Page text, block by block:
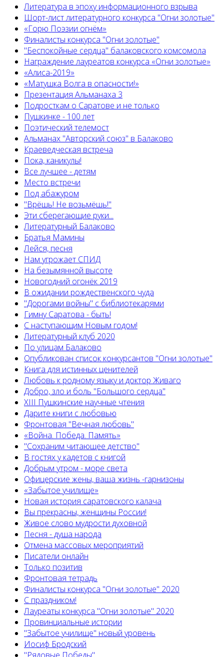
Литература в эпоху информационного взрыва
Шорт-лист литературного конкурса "Огни золотые"
«Горю Поэзии огнём»
Финалисты конкурса "Огни золотые"
"Беспокойные сердца" балаковского комсомола
Награждение лауреатов конкурса «Огни золотые»
«Алиса-2019»
«Матушка Волга в опасности!»
Презентация Альманаха 3
Подросткам о Саратове и не только
Пушкинке - 100 лет
Поэтический телемост
Альманах "Авторский союз" в Балаково
Краеведческая встреча
Пока, каникулы!
Все лучшее - детям
Место встречи
Под абажуром
"Врёшь! Не возьмёшь!"
Эти сберегающие руки...
Литературный Балаково
Братья Мамины
Лейся, песня
Нам угрожает СПИД
На безымянной высоте
Новогодний огонёк 2019
В ожидании рождественского чуда
"Дорогами войны" с библиотекарями
Гимну Саратова - быть!
С наступающим Новым годом!
Литературный клуб 2020
По улицам Балаково
Опубликован список конкурсантов "Огни золотые"
Книга для истинных ценителей
Любовь к родному языку и доктор Живаго
Добро, зло и боль "Большого сердца"
XIII Пушкинские научные чтения
Дарите книги с любовью
Фронтовая "Вечная любовь"
«Война. Победа. Память»
"Сохраним читающее детство"
В гостях у кадетов с книгой
Добрым утром - море света
Офицерские жены, ваша жизнь -гарнизоны
«Забытое училище»
Новая история саратовского калача
Вы прекрасны, женщины России!
Живое слово мудрости духовной
Песня - душа народа
Отмена массовых мероприятий
Писатели онлайн
Только позитив
Фронтовая тетрадь
Финалисты конкурса "Огни золотые" 2020
С праздником!
Лауреаты конкурса "Огни золотые" 2020
Провинциальные истории
"Забытое училище" новый уровень
Иосиф Бродский